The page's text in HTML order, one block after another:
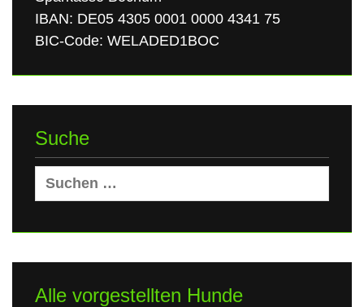
IBAN: DE05 4305 0001 0000 4341 75
BIC-Code: WELADED1BOC
Suche
Suchen
nach:
Alle vorgestellten Hunde